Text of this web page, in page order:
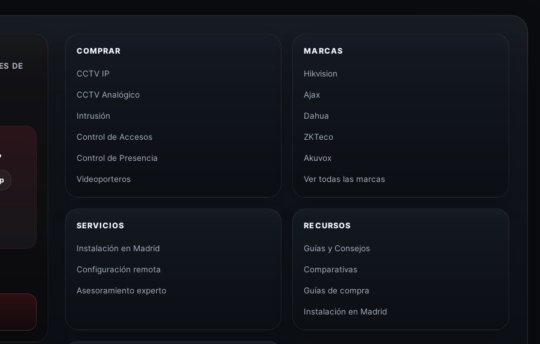
DE
COMPRAR
CCTV IP
CCTV Analógico
Intrusión
Control de Accesos
Control de Presencia
Videoporteros
MARCAS
Hikvision
Ajax
Dahua
ZKTeco
Akuvox
Ver todas las marcas
SERVICIOS
Instalación en Madrid
Configuración remota
Asesoramiento experto
RECURSOS
Guías y Consejos
Comparativas
Guías de compra
Instalación en Madrid